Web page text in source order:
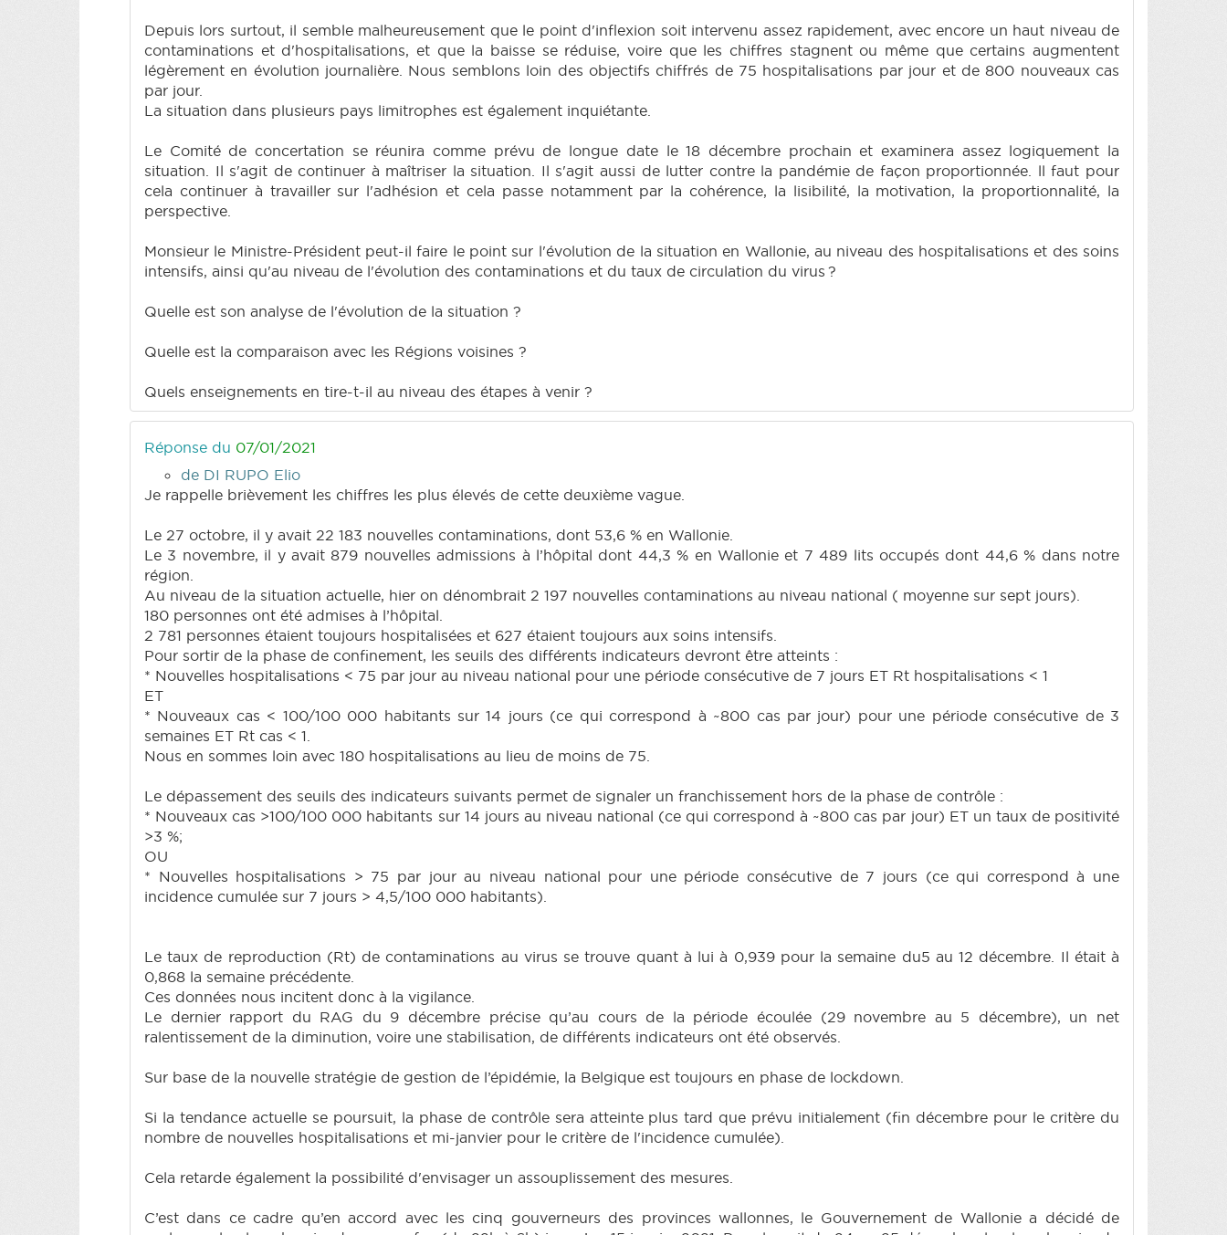
Depuis lors surtout, il semble malheureusement que le point d'inflexion soit intervenu assez rapidement, avec encore un haut niveau de
contaminations et d'hospitalisations, et que la baisse se réduise, voire que les chiffres stagnent ou même que certains augmentent
légèrement en évolution journalière. Nous semblons loin des objectifs chiffrés de 75 hospitalisations par jour et de 800 nouveaux cas
par jour.
La situation dans plusieurs pays limitrophes est également inquiétante.
Le Comité de concertation se réunira comme prévu de longue date le 18 décembre prochain et examinera assez logiquement la
situation. Il s'agit de continuer à maîtriser la situation. Il s'agit aussi de lutter contre la pandémie de façon proportionnée. ll faut pour
cela continuer à travailler sur l'adhésion et cela passe notamment par la cohérence, la lisibilité, la motivation, la proportionnalité, la
perspective.
Monsieur le Ministre-Président peut-il faire le point sur l'évolution de la situation en Wallonie, au niveau des hospitalisations et des soins
intensifs, ainsi qu'au niveau de l'évolution des contaminations et du taux de circulation du virus ?
Quelle est son analyse de l'évolution de la situation ?
Quelle est la comparaison avec les Régions voisines ?
Quels enseignements en tire-t-il au niveau des étapes à venir ?
Réponse du 07/01/2021
de DI RUPO Elio
Je rappelle brièvement les chiffres les plus élevés de cette deuxième vague.
Le 27 octobre, il y avait 22 183 nouvelles contaminations, dont 53,6 % en Wallonie.
Le 3 novembre, il y avait 879 nouvelles admissions à l’hôpital dont 44,3 % en Wallonie et 7 489 lits occupés dont 44,6 % dans notre
région.
Au niveau de la situation actuelle, hier on dénombrait 2 197 nouvelles contaminations au niveau national ( moyenne sur sept jours).
180 personnes ont été admises à l’hôpital.
2 781 personnes étaient toujours hospitalisées et 627 étaient toujours aux soins intensifs.
Pour sortir de la phase de confinement, les seuils des différents indicateurs devront être atteints :
* Nouvelles hospitalisations < 75 par jour au niveau national pour une période consécutive de 7 jours ET Rt hospitalisations < 1
ET
* Nouveaux cas < 100/100 000 habitants sur 14 jours (ce qui correspond à ~800 cas par jour) pour une période consécutive de 3
semaines ET Rt cas < 1.
Nous en sommes loin avec 180 hospitalisations au lieu de moins de 75.
Le dépassement des seuils des indicateurs suivants permet de signaler un franchissement hors de la phase de contrôle :
* Nouveaux cas >100/100 000 habitants sur 14 jours au niveau national (ce qui correspond à ~800 cas par jour) ET un taux de positivité
>3 %;
OU
* Nouvelles hospitalisations > 75 par jour au niveau national pour une période consécutive de 7 jours (ce qui correspond à une
incidence cumulée sur 7 jours > 4,5/100 000 habitants).
Le taux de reproduction (Rt) de contaminations au virus se trouve quant à lui à 0,939 pour la semaine du5 au 12 décembre. Il était à
0,868 la semaine précédente.
Ces données nous incitent donc à la vigilance.
Le dernier rapport du RAG du 9 décembre précise qu’au cours de la période écoulée (29 novembre au 5 décembre), un net
ralentissement de la diminution, voire une stabilisation, de différents indicateurs ont été observés.
Sur base de la nouvelle stratégie de gestion de l’épidémie, la Belgique est toujours en phase de lockdown.
Si la tendance actuelle se poursuit, la phase de contrôle sera atteinte plus tard que prévu initialement (fin décembre pour le critère du
nombre de nouvelles hospitalisations et mi-janvier pour le critère de l'incidence cumulée).
Cela retarde également la possibilité d'envisager un assouplissement des mesures.
C’est dans ce cadre qu’en accord avec les cinq gouverneurs des provinces wallonnes, le Gouvernement de Wallonie a décidé de